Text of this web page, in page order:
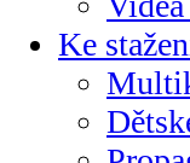
Ke